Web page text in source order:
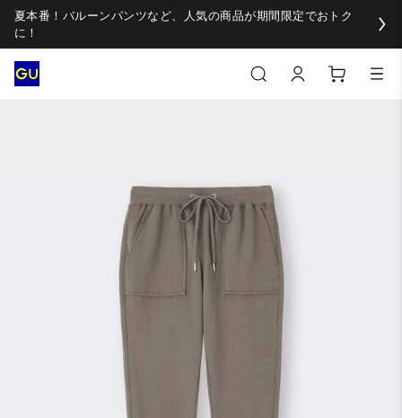
夏本番！バルーンパンツなど、人気の商品が期間限定でおトク
に！